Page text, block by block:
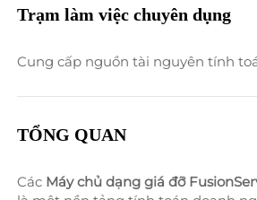
Trạm làm việc chuyên dụng
Cung cấp nguồn tài nguyên tính
TỔNG QUAN
Các